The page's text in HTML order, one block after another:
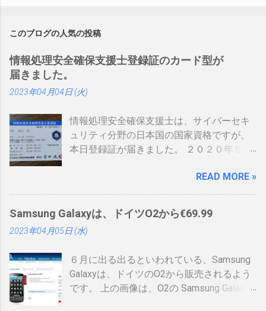
このブログの人気の投稿
情報処理安全確保支援士登録証のカード型が
届きました。
2023年04月04日 (火)
情報処理安全確保支援士は、サイバーセキ
ュリティ分野の日本国の国家資格ですが、
本日登録証が届きました。 ２０２０年５月
登場しました。 制度見直しについて：
https://www.ipa.go.jp/siensi/kaisei.html 情報
トに上がっていないので、情報共有です。
表 パット見て車の免許証みたい。いや保険
ールドと色が変わるらしい。（ゴールドと
か運転免許みたい）、でもこれって、せっ
かく作ったのに、今のデジタル庁云々の話
READ MORE »
Samsung Galaxyは、ドイツO2から€69.99
2023年04月05日 (水)
６月に出る出るといわれている、Samsung
Galaxyは、ドイツのO2から販売されるよう
です。 上の画像は、O2の Samsung Galaxy